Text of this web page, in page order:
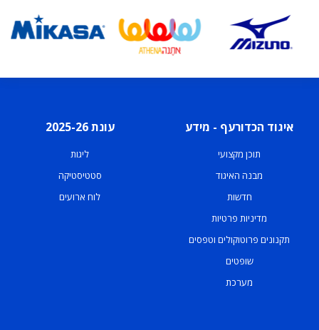
איגוד הכדורעף - מידע
תוכן מקצועי
מבנה האיגוד
חדשות
מדיניות פרטיות
תקנונים פרוטוקולים וטפסים
שופטים
מערכת
עונת 2025-26
ליגות
סטטיסטיקה
לוח ארועים